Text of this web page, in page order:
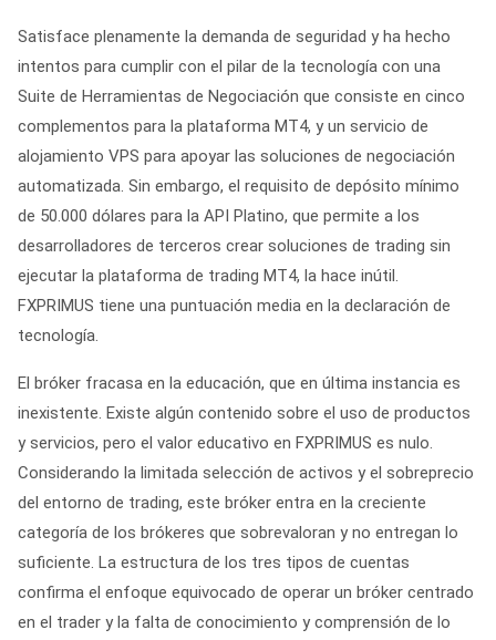
Satisface plenamente la demanda de seguridad y ha hecho
intentos para cumplir con el pilar de la tecnología con una
Suite de Herramientas de Negociación que consiste en cinco
complementos para la plataforma MT4, y un servicio de
alojamiento VPS para apoyar las soluciones de negociación
automatizada. Sin embargo, el requisito de depósito mínimo
de 50.000 dólares para la API Platino, que permite a los
desarrolladores de terceros crear soluciones de trading sin
ejecutar la plataforma de trading MT4, la hace inútil.
FXPRIMUS tiene una puntuación media en la declaración de
tecnología.
El bróker fracasa en la educación, que en última instancia es
inexistente. Existe algún contenido sobre el uso de productos
y servicios, pero el valor educativo en FXPRIMUS es nulo.
Considerando la limitada selección de activos y el sobreprecio
del entorno de trading, este bróker entra en la creciente
categoría de los brókeres que sobrevaloran y no entregan lo
suficiente. La estructura de los tres tipos de cuentas
confirma el enfoque equivocado de operar un bróker centrado
en el trader y la falta de conocimiento y comprensión de lo